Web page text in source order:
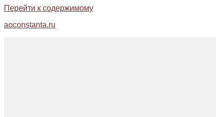
Перейти к содержимому
aoconstanta.ru